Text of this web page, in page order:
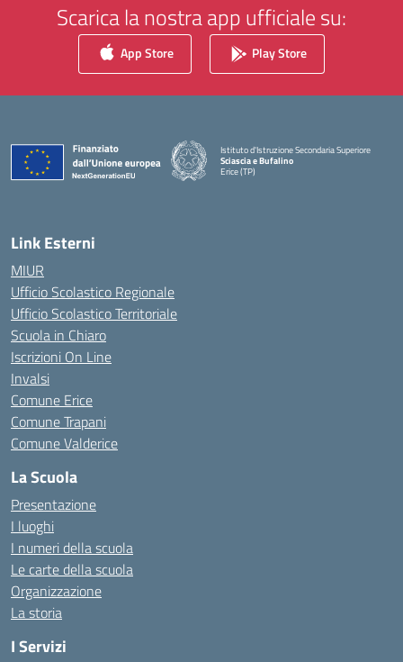
Scarica la nostra app ufficiale su:
App Store Play Store
Istituto d'Istruzione Secondaria Superiore
Sciascia e Bufalino
Erice (TP)
Link Esterni
MIUR
Ufficio Scolastico Regionale
Ufficio Scolastico Territoriale
Scuola in Chiaro
Iscrizioni On Line
Invalsi
Comune Erice
Comune Trapani
Comune Valderice
La Scuola
Presentazione
I luoghi
I numeri della scuola
Le carte della scuola
Organizzazione
La storia
I Servizi